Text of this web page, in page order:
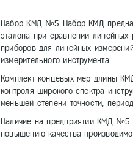
Набор КМД №5 Набор КМД
эталона при сравнении линейных
приборов для линейных
измерительного инструмента.
Комплект концевых мер длины
контроля широкого спектра
меньшей степени точности,
Наличие на предприятии КМД №5
повышению качества